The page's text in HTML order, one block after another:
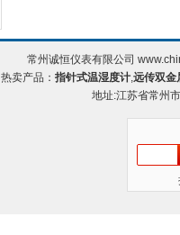
常州诚恒仪表有限公司
热卖产品：指针式温湿度计,远传双金
地址:江苏省常州